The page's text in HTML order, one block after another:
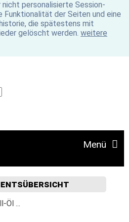
personalisierte Session-
Funktionalität der Seiten und eine
die spätestens mit
gelöscht werden. weitere
Menü
Öl ...